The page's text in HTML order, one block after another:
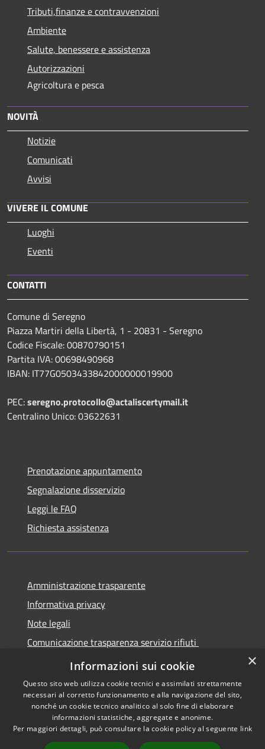
Tributi,finanze e contravvenzioni
Ambiente
Salute, benessere e assistenza
Autorizzazioni
Agricoltura e pesca
NOVITÀ
Notizie
Comunicati
Avvisi
VIVERE IL COMUNE
Luoghi
Eventi
CONTATTI
Comune di Seregno
Piazza Martiri della Libertà, 1 - 20831 - Seregno
Codice Fiscale: 00870790151
Partita IVA: 00698490968
IBAN: IT77G0503433842000000019900
PEC:seregno.protocollo@actaliscertymail.it
Centralino Unico: 03622631
Prenotazione appuntamento
Segnalazione disservizio
Leggi le FAQ
Richiesta assistenza
Amministrazione trasparente
Informativa privacy
Note legali
Comunicazione trasparenza servizio rifiuti
Dichiarazione di accessibilità
Accessibilità
Copyright © 2026 • Città di
Seregno • Powered by
×
Informazioni sui cookie
Questo sito web utilizza cookie tecnici e assimilati strettamente
necessari al corretto funzionamento e alla navigazione del sito,
nonché un cookie tecnico analitico al solo fine di elaborare
informazioni statistiche, aggregate e anonime.
Per maggiori dettagli, può consultare la cookie policy al seguente link